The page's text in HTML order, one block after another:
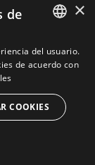
SPANISH
PORTUGUESE
×
de
del usuario.
de acuerdo con
COOKIES